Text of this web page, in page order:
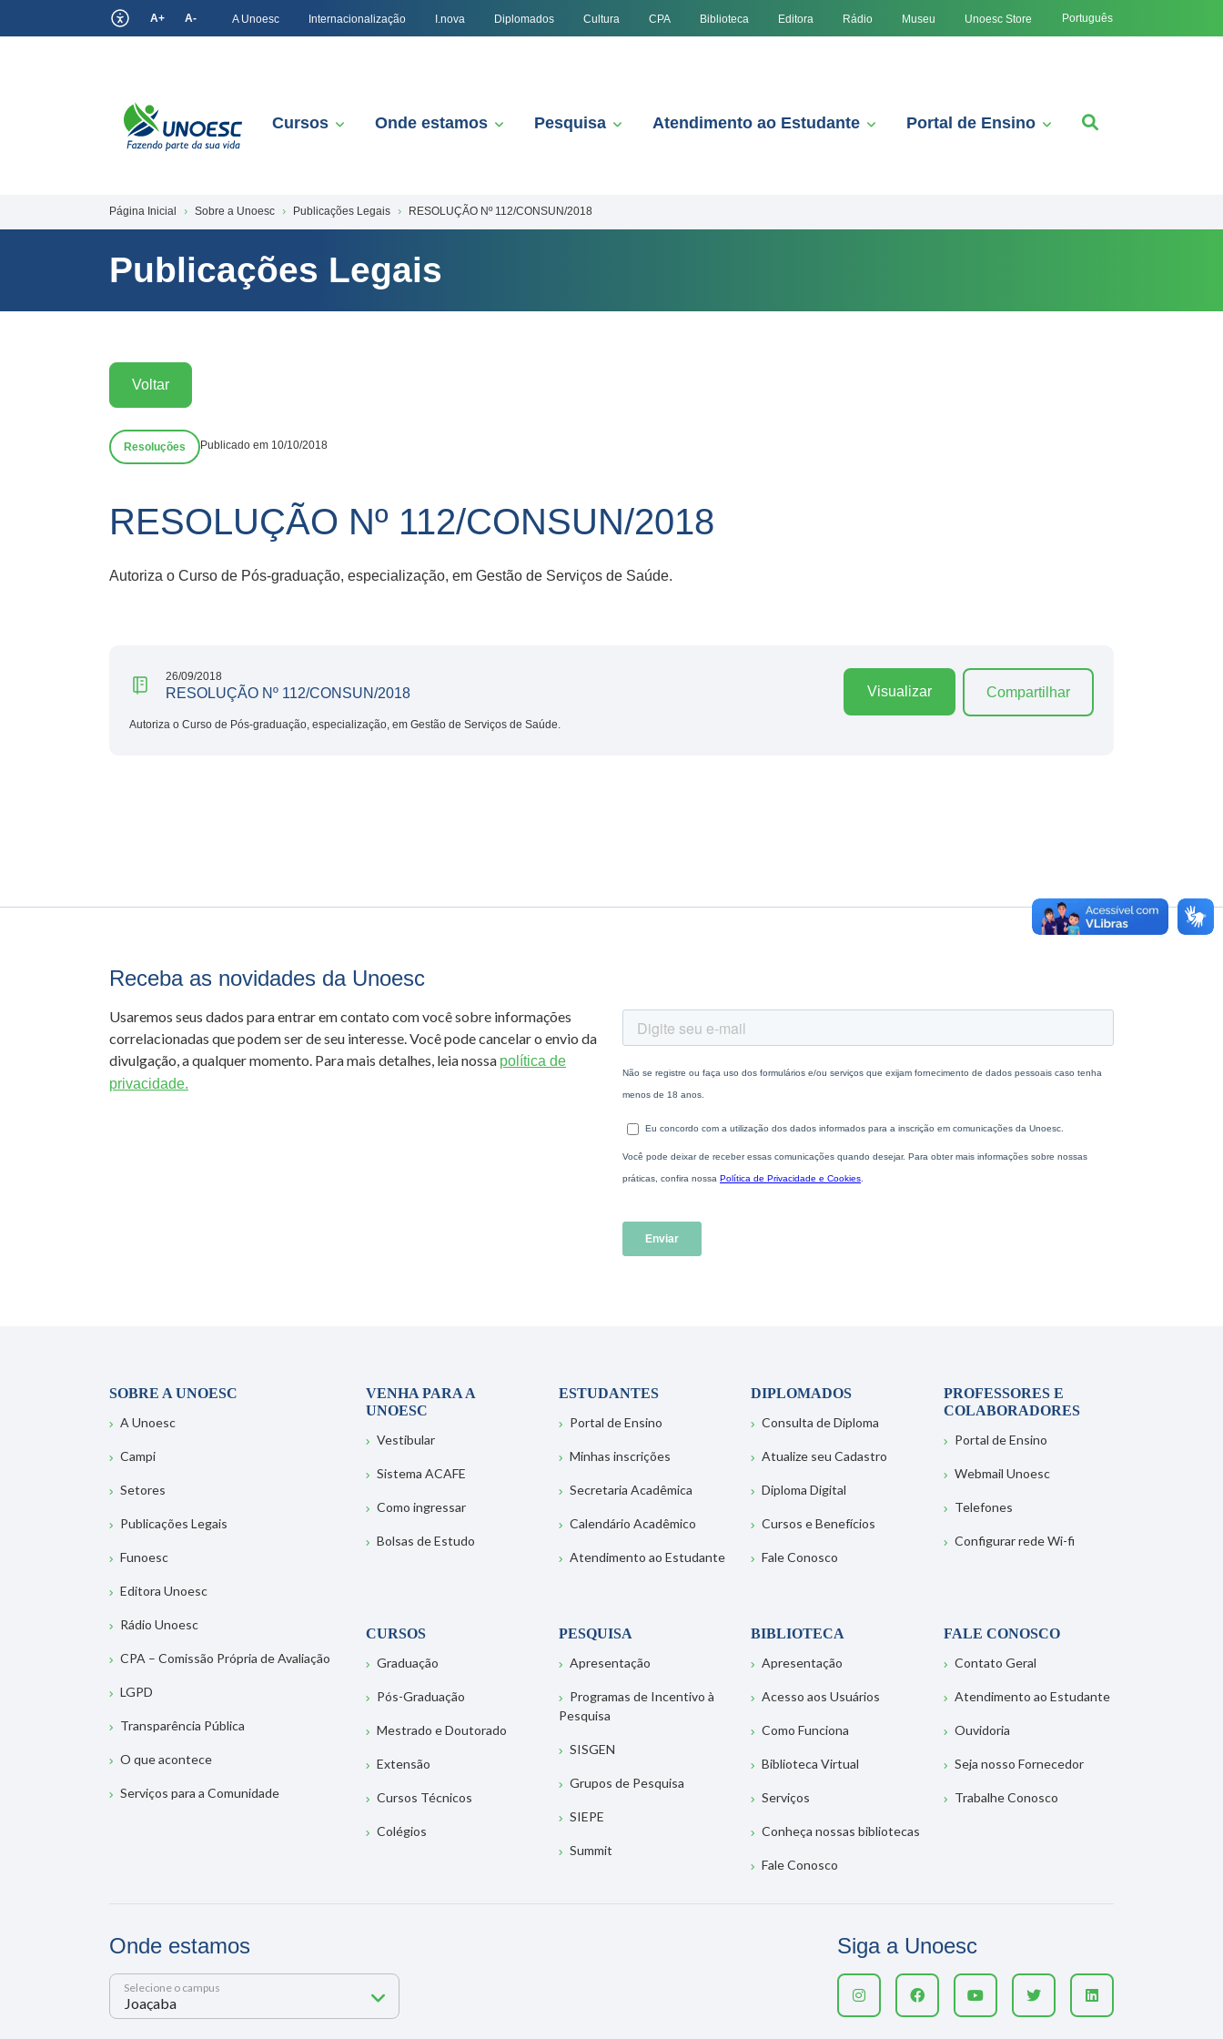
A+ A- A Unoesc Internacionalização I.nova Diplomados Cultura CPA Biblioteca Editora Rádio Museu Unoesc Store Português
Cursos Onde estamos Pesquisa Atendimento ao Estudante Portal de Ensino
Página Inicial Sobre a Unoesc Publicações Legais RESOLUÇÃO Nº 112/CONSUN/2018
Publicações Legais
Voltar
Resoluções Publicado em 10/10/2018
RESOLUÇÃO Nº 112/CONSUN/2018
Autoriza o Curso de Pós-graduação, especialização, em Gestão de Serviços de Saúde.
26/09/2018
RESOLUÇÃO Nº 112/CONSUN/2018
Autoriza o Curso de Pós-graduação, especialização, em Gestão de Serviços de Saúde.
Visualizar Compartilhar
Receba as novidades da Unoesc
Usaremos seus dados para entrar em contato com você sobre informações
correlacionadas que podem ser de seu interesse. Você pode cancelar o envio da
divulgação, a qualquer momento. Para mais detalhes, leia nossa política de
privacidade.
SOBRE A UNOESC
A Unoesc
Campi
Setores
Publicações Legais
Funoesc
Editora Unoesc
Rádio Unoesc
CPA – Comissão Própria de Avaliação
LGPD
Transparência Pública
O que acontece
Serviços para a Comunidade
VENHA PARA A
UNOESC
Vestibular
Sistema ACAFE
Como ingressar
Bolsas de Estudo
ESTUDANTES
Portal de Ensino
Minhas inscrições
Secretaria Acadêmica
Calendário Acadêmico
Atendimento ao Estudante
DIPLOMADOS
Consulta de Diploma
Atualize seu Cadastro
Diploma Digital
Cursos e Benefícios
Fale Conosco
PROFESSORES E
COLABORADORES
Portal de Ensino
Webmail Unoesc
Telefones
Configurar rede Wi-fi
CURSOS
Graduação
Pós-Graduação
Mestrado e Doutorado
Extensão
Cursos Técnicos
Colégios
PESQUISA
Apresentação
Programas de Incentivo à
Pesquisa
SISGEN
Grupos de Pesquisa
SIEPE
Summit
BIBLIOTECA
Apresentação
Acesso aos Usuários
Como Funciona
Biblioteca Virtual
Serviços
Conheça nossas bibliotecas
Fale Conosco
FALE CONOSCO
Contato Geral
Atendimento ao Estudante
Ouvidoria
Seja nosso Fornecedor
Trabalhe Conosco
Onde estamos
Selecione o campus
Siga a Unoesc